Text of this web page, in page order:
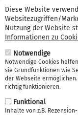
Direkt
zum
Inhalt
Kontakt (0341) 99 38 66
Suche
Diese Website
Websitezugriffen/
Nutzung der Website
Informationen zu
Notwendige
Notwendige Cookies
sie Grundfunktionen wie
der Webseite
richtig funktionieren.
Funktional
Inhalte von z.B.